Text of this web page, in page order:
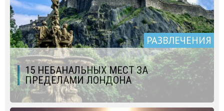
РАЗВЛЕЧЕНИЯ
15 НЕБАНАЛЬНЫХ МЕСТ ЗА
ПРЕДЕЛАМИ ЛОНДОНА